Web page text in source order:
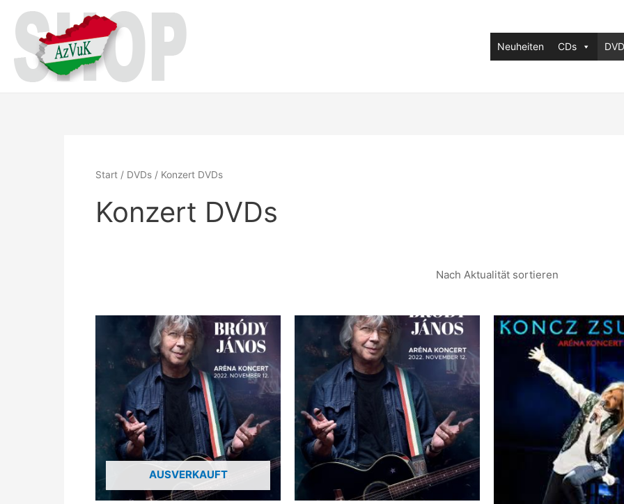
Inhalt
springen
Neuheiten CDs
Start / DVDs / Konzert DVDs
Konzert DVDs
AUSVERKAUFT